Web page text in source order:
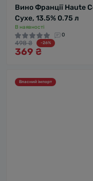
Вино Франції Haute
Сухе, 13.5% 0.75 л
В наявності
0
498 ₴ -26%
369 ₴
Власний імпорт